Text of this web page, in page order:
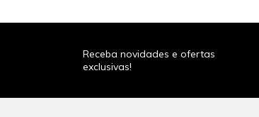
Receba novidades e ofertas
exclusivas!